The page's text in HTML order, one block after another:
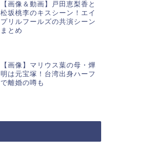
【画像＆動画】戸田恵梨香と
松坂桃李のキスシーン！エイ
プリルフールズの共演シーン
まとめ
【画像】マリウス葉の母・燁
明は元宝塚！台湾出身ハーフ
で離婚の噂も